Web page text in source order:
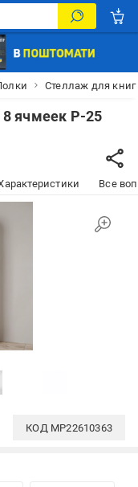
Стеллаж для
ячмеек P-25
Все
КОД MP22610363